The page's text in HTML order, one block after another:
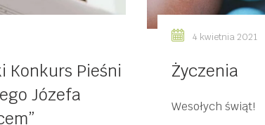
Konkurs Pieśni
Józefa
4 kwietnia 2021
Życzenia
Wesołych świąt!